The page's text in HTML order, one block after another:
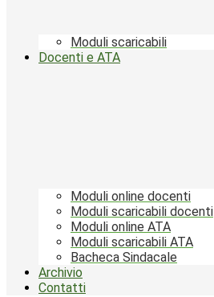
Moduli scaricabili
Docenti e ATA
Moduli online docenti
Moduli scaricabili docenti
Moduli online ATA
Moduli scaricabili ATA
Bacheca Sindacale
Archivio
Contatti